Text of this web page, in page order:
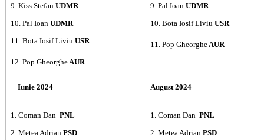
9. Kiss Stefan UDMR
10. Pal Ioan UDMR
11. Bota Iosif Liviu USR
12. Pop GheorgheAUR
9. Pal Ioan UDMR
10. Bota Iosif LiviuUSR
11. Pop Gheorghe AUR
Iunie 2024
1. Coman Dan PNL
2. Metea Adrian PSD
August 2024
1. Coman DanPNL
2. Metea AdrianPSD